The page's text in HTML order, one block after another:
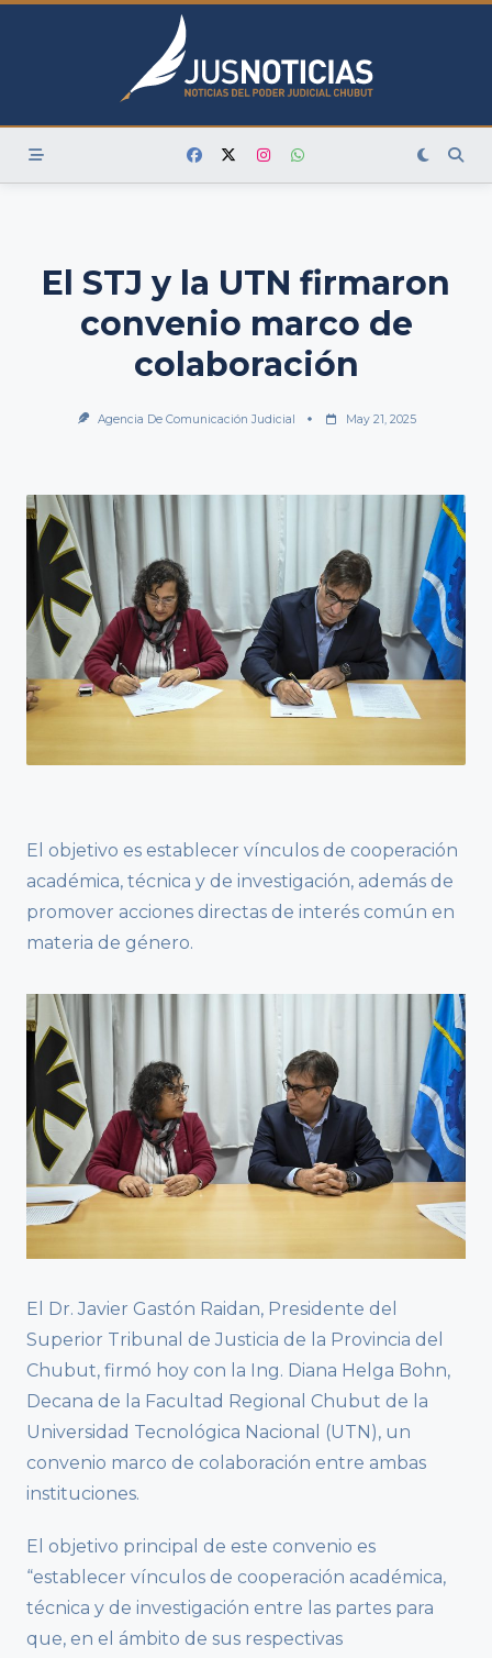
Skip
El STJ y la UTN firmaron
convenio marco de
colaboración
Agencia De Comunicación Judicial May 21, 2025
El objetivo es establecer vínculos de cooperación
académica, técnica y de investigación, además de
promover acciones directas de interés común en
materia de género.
El Dr. Javier Gastón Raidan, Presidente del
Superior Tribunal de Justicia de la Provincia del
Chubut, firmó hoy con la Ing. Diana Helga Bohn,
Decana de la Facultad Regional Chubut de la
Universidad Tecnológica Nacional (UTN), un
convenio marco de colaboración entre ambas
instituciones.
El objetivo principal de este convenio es
“establecer vínculos de cooperación académica,
técnica y de investigación entre las partes para
que, en el ámbito de sus respectivas